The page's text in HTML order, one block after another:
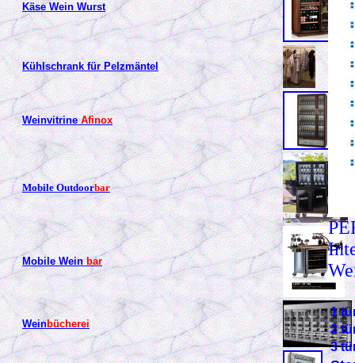
Käse Wein Wurst
Kühlschrank für Pelzmäntel
WeinvitrineAfinox
Mobile Outdoorbar
Mobile Weinbar
Weinbücherei
1
2
3